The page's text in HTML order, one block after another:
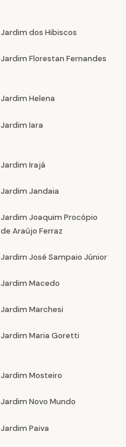
Jardim dos Hibiscos
Jardim Florestan Fernandes
Jardim Helena
Jardim Iara
Jardim Irajá
Jardim Jandaia
Jardim Joaquim Procópio
de Araújo Ferraz
Jardim José Sampaio Júnior
Jardim Macedo
Jardim Marchesi
Jardim Maria Goretti
Jardim Mosteiro
Jardim Novo Mundo
Jardim Paiva